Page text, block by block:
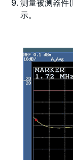
测量被测器件
示。